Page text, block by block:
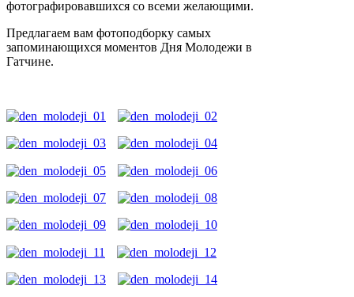
фотографировавшихся со всеми желающими.
Предлагаем вам фотоподборку самых
запоминающихся моментов Дня Молодежи в
Гатчине.